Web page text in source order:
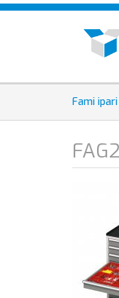
Ugrás
HU
EN
DE
Fami